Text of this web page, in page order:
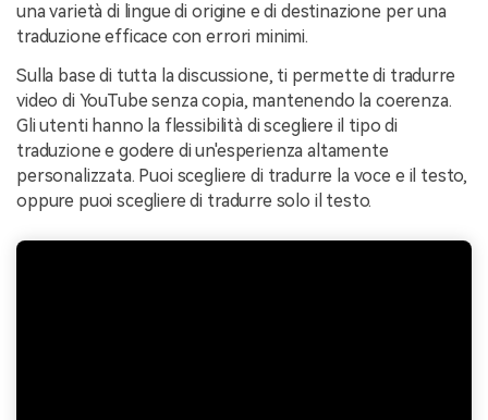
una varietà di lingue di origine e di destinazione per una
traduzione efficace con errori minimi.
Sulla base di tutta la discussione, ti permette di tradurre
video di YouTube senza copia, mantenendo la coerenza.
Gli utenti hanno la flessibilità di scegliere il tipo di
traduzione e godere di un'esperienza altamente
personalizzata. Puoi scegliere di tradurre la voce e il testo,
oppure puoi scegliere di tradurre solo il testo.